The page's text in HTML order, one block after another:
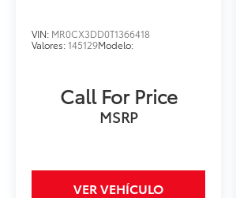
VIN: MR0CX3DD0T1366418
Valores:145129Modelo:
Call For Price
MSRP
VER VEHÍCULO